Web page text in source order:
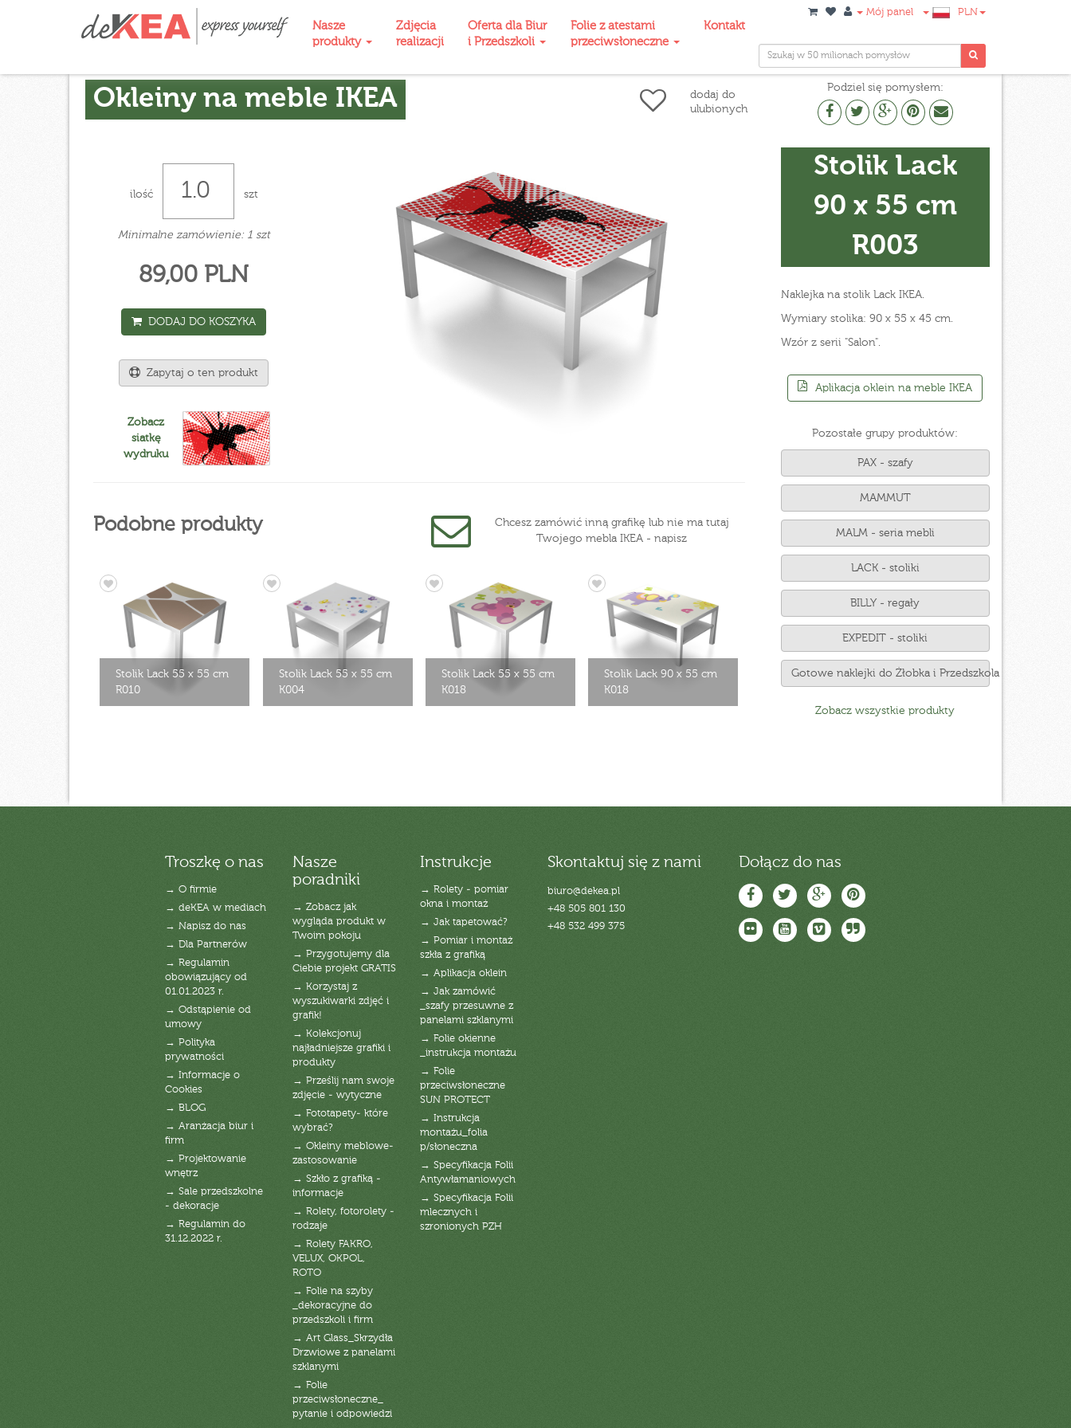
Nasze
produkty
Zdjęcia
realizacji
Oferta dla Biur
i Przedszkoli
Folie z atestami
przeciwsłoneczne
Kontakt
Mój panel PLN
Okleiny na meble IKEA
dodaj do
ulubionych
Podziel się pomysłem:
ilość szt
Minimalne zamówienie: 1 szt
89,00 PLN
DODAJ DO KOSZYKA
Zapytaj o ten produkt
Zobacz
siatkę
wydruku
Podobne produkty
Chcesz zamówić inną grafikę lub nie ma tutaj
Twojego mebla IKEA - napisz
Stolik Lack 55 x 55 cm
R010
Stolik Lack 55 x 55 cm
K004
Stolik Lack 55 x 55 cm
K018
Stolik Lack 90 x 55 cm
K018
Stolik Lack
90 x 55 cm
R003
Naklejka na stolik Lack IKEA.
Wymiary stolika: 90 x 55 x 45 cm.
Wzór z serii "Salon".
Aplikacja oklein na meble IKEA
Pozostałe grupy produktów:
PAX - szafy
MAMMUT
MALM - seria mebli
LACK - stoliki
BILLY - regały
EXPEDIT - stoliki
Gotowe naklejki do Żłobka i Przedszkola
Zobacz wszystkie produkty
Troszkę o nas
→ O firmie
→ deKEA w mediach
→ Napisz do nas
→ Dla Partnerów
→ Regulamin
obowiązujący od
01.01.2023 r.
→ Odstąpienie od
umowy
→ Polityka
prywatności
→ Informacje o
Cookies
→ BLOG
→ Aranżacja biur i
firm
→ Projektowanie
wnętrz
→ Sale przedszkolne
- dekoracje
→ Regulamin do
31.12.2022 r.
Nasze
poradniki
→ Zobacz jak
wygląda produkt w
Twoim pokoju
→ Przygotujemy dla
Ciebie projekt GRATIS
→ Korzystaj z
wyszukiwarki zdjęć i
grafik!
→ Kolekcjonuj
najładniejsze grafiki i
produkty
→ Prześlij nam swoje
zdjęcie - wytyczne
→ Fototapety- które
wybrać?
→ Okleiny meblowe-
zastosowanie
→ Szkło z grafiką -
informacje
→ Rolety, fotorolety -
rodzaje
→ Rolety FAKRO,
VELUX, OKPOL,
ROTO
→ Folie na szyby
_dekoracyjne do
przedszkoli i firm
→ Art Glass_Skrzydła
Drzwiowe z panelami
szklanymi
→ Folie
przeciwsłoneczne_
pytanie i odpowiedzi
Instrukcje
→ Rolety - pomiar
okna i montaż
→ Jak tapetować?
→ Pomiar i montaż
szkła z grafiką
→ Aplikacja oklein
→ Jak zamówić
_szafy przesuwne z
panelami szklanymi
→ Folie okienne
_instrukcja montażu
→ Folie
przeciwsłoneczne
SUN PROTECT
→ Instrukcja
montażu_folia
p/słoneczna
→ Specyfikacja Folii
Antywłamaniowych
→ Specyfikacja Folii
mlecznych i
szronionych PZH
Skontaktuj się z nami
biuro@dekea.pl
+48 505 801 130
+48 532 499 375
Dołącz do nas